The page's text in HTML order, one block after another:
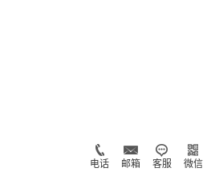
电话 邮箱 客服 微信